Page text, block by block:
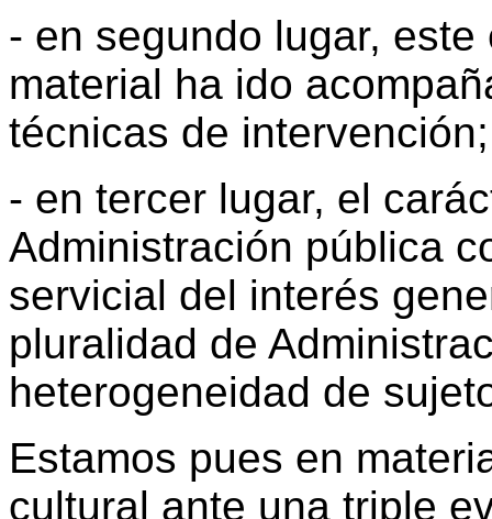
- en segundo lugar,
material ha ido
técnicas de intervención;
- en tercer lugar, el
Administración pública
servicial del interés
pluralidad de
heterogeneidad de
Estamos pues en
cultural ante una triple